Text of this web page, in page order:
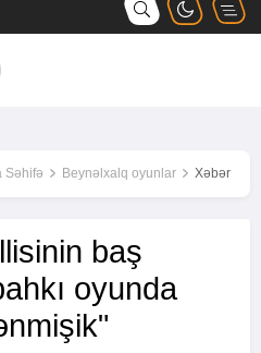
Səhifə Beynəlxalq oyunlar Xəbər
baş
oyunda